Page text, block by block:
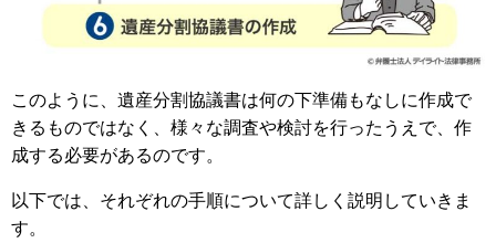
このように、遺産分割協議書は何の下準備もなしに作成で
きるものではなく、様々な調査や検討を行ったうえで、作
成する必要があるのです。
以下では、それぞれの手順について詳しく説明していきま
す。